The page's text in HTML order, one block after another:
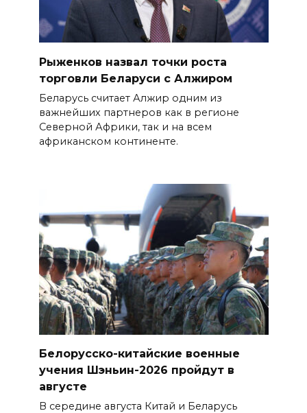
Рыженков назвал точки роста
торговли Беларуси с Алжиром
Беларусь считает Алжир одним из
важнейших партнеров как в регионе
Северной Африки, так и на всем
африканском континенте.
Белорусско-китайские военные
учения Шэньин-2026 пройдут в
августе
В середине августа Китай и Беларусь